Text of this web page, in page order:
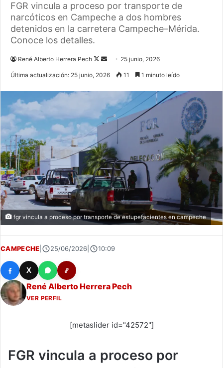
FGR vincula a proceso por transporte de
narcóticos en Campeche a dos hombres
detenidos en la carretera Campeche–Mérida.
Conoce los detalles.
René Alberto Herrera Pech
Follow
Send 25 junio, 2026
Última actualización: 25 junio, 2026 11 1 minuto leído
fgr vincula a proceso por transporte de estupefacientes en campeche
CAMPECHE 25/06/2026 10:09
X
René Alberto Herrera Pech
VER PERFIL
[metaslider id="42572"]
FGR vincula a proceso por